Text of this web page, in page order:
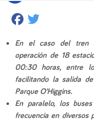
Facebook
En el caso del tren
operación de 18
00:30 horas, entre
facilitando la salida
Parque O’Higgins.
En paralelo, los
frecuencia en diversos